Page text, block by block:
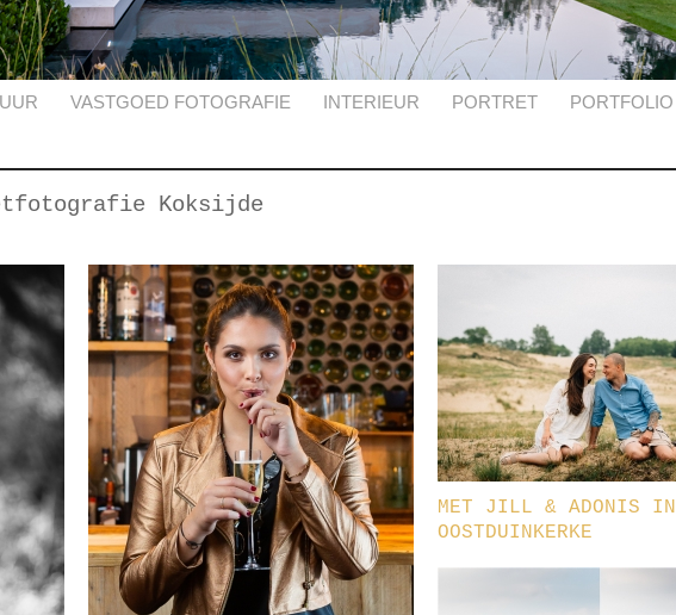
VASTGOED FOTOGRAFIE INTERIEUR PORTRET PORTFOLIO
Koksijde
MET JILL & ADONIS IN
OOSTDUINKERKE